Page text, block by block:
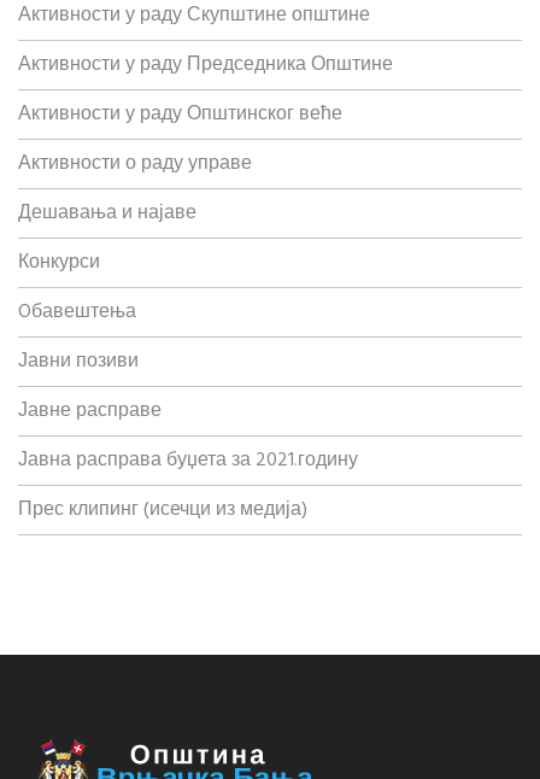
Активности у раду Скупштине општине
Активности у раду Председника Општине
Активности у раду Општинског веће
Активности о раду управе
Дешавања и најаве
Конкурси
Oбавештења
Јавни позиви
Јавне расправе
Јавна расправа буџета за 2021.годину
Прес клипинг (исечци из медија)